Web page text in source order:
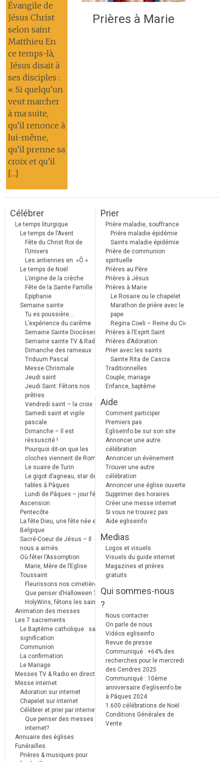
Évangile de
Jésus Christ
selon saint
Matthieu En
ce temps-là,
Jésus disait à
ses disciples :
« Si quelqu’un
veut marcher
à ma suite,
qu’il renonce à
lui-même,
qu’il prenne sa
croix et qu’il
[…]
Prières à Marie
Célébrer
Le temps liturgique
Le temps de l’Avent
Fête du Christ Roi de
l’Univers
Les antiennes en »Ô »
Le temps de Noël
L’origine de la crèche
Fête de la Sainte Famille
Epiphanie
Semaine sainte
Tu es poussière…
L’expérience du carême
Semaine Sainte Diocèses
Semaine sainte TV & Radio
Dimanche des rameaux
Triduum Pascal
Messe Chrismale
Jeudi saint
Jeudi Saint: Fêtons nos
prêtres
Vendredi saint – la croix
Samedi saint et vigile
pascale
Dimanche – Il est
réssuscité !
Pourquoi dit-on que les
cloches viennent de Rome ?
Le suaire de Turin
Le gigot d’agneau, star des
tables à Pâques
Lundi de Pâques – jour férié
Ascension
Pentecôte
La fête Dieu, une fête née en
Belgique
Sacré-Coeur de Jésus – Il
nous a aimés.
Où fêter l’Assomption
Marie, Mère de l’Eglise
Toussaint
Fleurissons nos cimetières
Que penser d’Halloween ?
HolyWins, fêtons les saints !
Animation des messes
Les 7 sacrements
Le Baptême catholique : sa
signification
Communion
La confirmation
Le Mariage
Messes TV & Radio en direct
Messe internet
Adoration sur internet
Chapelet sur internet
Célébrer et prier par internet
Que penser des messes
internet?
Annuaire des églises
Funérailles
Prières & musiques pour
Prier
Prière maladie, souffrance
Prière maladie épidémie
Saints maladie épidémie
Prière de communion
spirituelle
Prières au Père
Prières à Jésus
Prières à Marie
Le Rosaire ou le chapelet
Marathon de prière avec le
pape
Regina Coeli – Reine du Ciel
Prières à l’Esprit Saint
Prières d’Adoration
Prier avec les saints
Sainte Rita de Cascia
Traditionnelles
Couple, mariage
Enfance, baptême
Aide
Comment participer
Premiers pas
EgliseInfo.be sur son site
Annoncer une autre
célébration
Annoncer un évènement
Trouver une autre
célébration
Annoncer une église ouverte
Supprimer des horaires
Créer une messe internet
Si vous ne trouvez pas
Aide egliseinfo
Medias
Logos et visuels
Visuels du guide internet
Magazines et prières
gratuits
Qui sommes-nous
?
Nous contacter
On parle de nous
Vidéos egliseinfo
Revue de presse
Communiqué : +64% des
recherches pour le mercredi
des Cendres 2025
Communiqué : 10ème
anniversaire d’egliseinfo.be
à Pâques 2024
1.600 célébrations de Noël
Conditions Générales de
Vente